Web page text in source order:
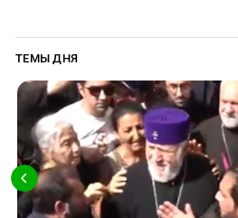
ТЕМЫ ДНЯ